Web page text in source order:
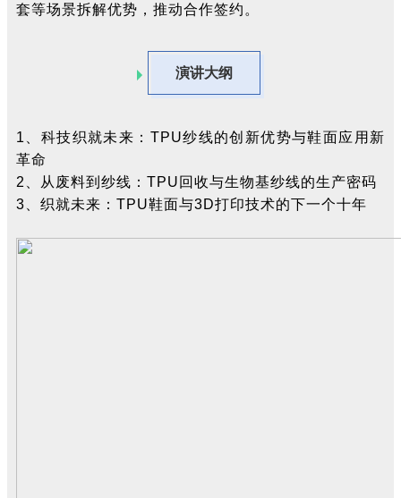
套等场景拆解优势，推动合作签约。
演讲大纲
1、 科技织就未来： TPU纱线的创新优势与鞋面应用新
革命
2、
从废料到 纱线 ： TPU回收与生物基纱线的生产密码
3、 织就未来： TPU鞋面与3D打印技术的下一个十年